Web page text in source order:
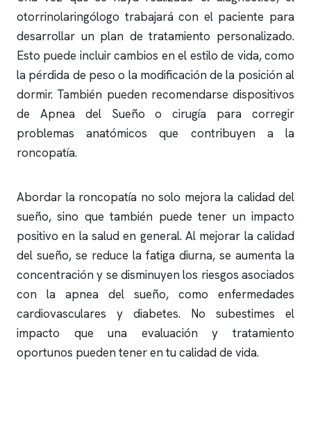
otorrinolaringólogo trabajará con el paciente para
desarrollar un plan de tratamiento personalizado.
Esto puede incluir cambios en el estilo de vida, como
la pérdida de peso o la modificación de la posición al
dormir. También pueden recomendarse dispositivos
de Apnea del Sueño o cirugía para corregir
problemas anatómicos que contribuyen a la
roncopatía.
Abordar la roncopatía no solo mejora la calidad del
sueño, sino que también puede tener un impacto
positivo en la salud en general. Al mejorar la calidad
del sueño, se reduce la fatiga diurna, se aumenta la
concentración y se disminuyen los riesgos asociados
con la apnea del sueño, como enfermedades
cardiovasculares y diabetes. No subestimes el
impacto que una evaluación y tratamiento
oportunos pueden tener en tu calidad de vida.